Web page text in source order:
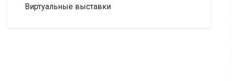
Виртуальные выставки